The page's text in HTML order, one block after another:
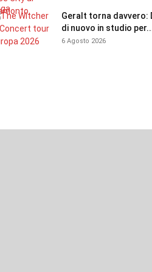
Geralt torna davvero:
di nuovo in studio
6 Agosto 2026